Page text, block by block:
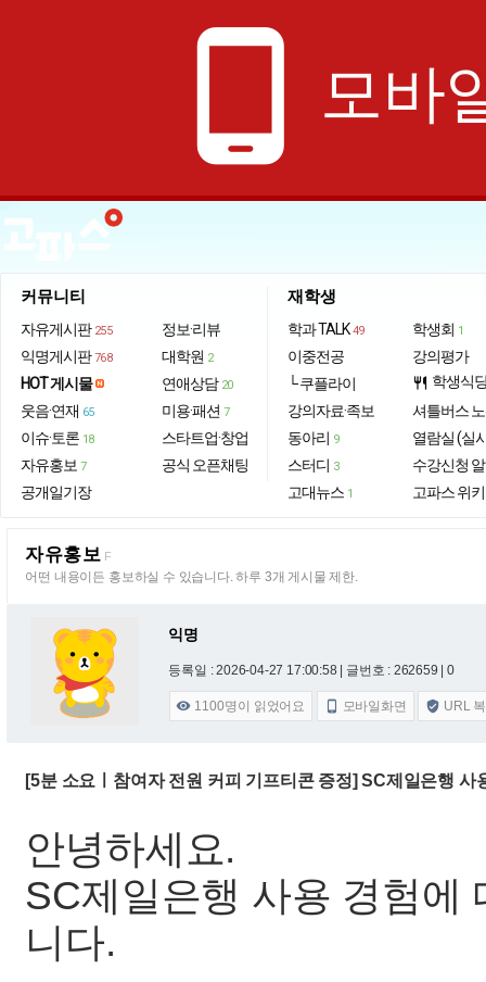
phone_android 모바
커뮤니티
자유게시판 255
익명게시판 768
HOT 게시물
웃음·연재 65
이슈·토론 18
자유홍보 7
공개일기장
정보·리뷰
대학원 2
연애상담 20
미용·패션 7
스타트업·창업
공식 오픈채팅
재학생
학과 TALK 49
이중전공
└ 쿠플라이
강의자료·족보
동아리 9
스터디 3
고대뉴스 1
학생회 1
강의평가
restaurant 학생식
셔틀버스
열람실 (실
수강신청
고파스 위키
자유홍보 F
어떤 내용이든 홍보하실 수 있습니다. 하루 3개 게시물 제한.
익명
등록일 : 2026-04-27 17:00:58 | 글번호 : 262659 | 0
 1100명이 읽었어요  모바일화면  URL
[5분 소요ㅣ참여자 전원 커피 기프티콘 증정] SC제일은행 사
안녕하세요.
SC제일은행 사용 경험에
니다.